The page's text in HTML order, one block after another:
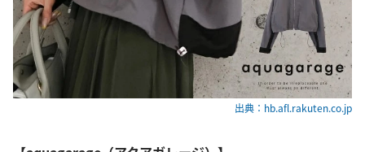
出典：hb.afl.rakuten.co.jp